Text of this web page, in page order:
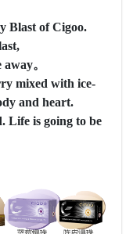
Blast of Cigoo.
。
mixed with ice-
and heart.
Life is going to be